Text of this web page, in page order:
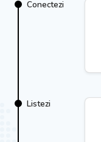
Conectezi
Listezi